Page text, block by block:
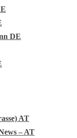
DE
AT
– AT